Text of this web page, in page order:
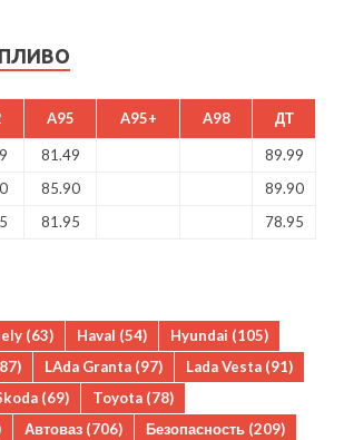
A95 A95+ A98 ДТ
81.49
89.99
85.90
89.90
81.95 78.95
(63) Haval (54) Hyundai (105)
LAda Granta (97) Lada Vesta (91)
(69) Toyota (78)
Автоваз (706) Безопасность (209)